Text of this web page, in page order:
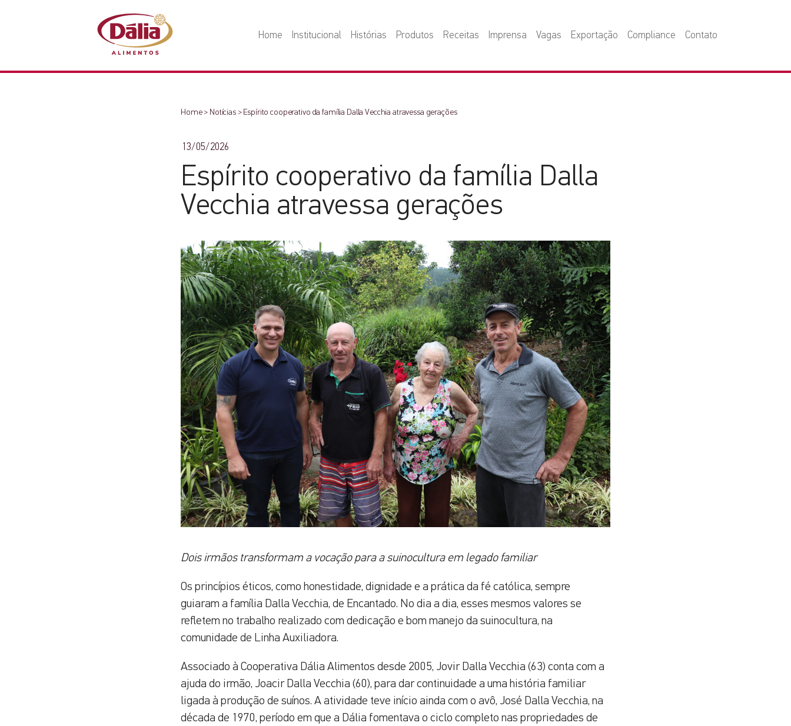
Home Institucional Histórias Produtos Receitas Imprensa Vagas Exportação Compliance Contato
Home> Notícias> Espírito cooperativo da família Dalla Vecchia atravessa gerações
13/05/2026
Espírito cooperativo da família Dalla
Vecchia atravessa gerações
Dois irmãos transformam a vocação para a suinocultura em legado familiar
Os princípios éticos, como honestidade, dignidade e a prática da fé católica, sempre
guiaram a família Dalla Vecchia, de Encantado. No dia a dia, esses mesmos valores se
refletem no trabalho realizado com dedicação e bom manejo da suinocultura, na
comunidade de Linha Auxiliadora.
Associado à Cooperativa Dália Alimentos desde 2005, Jovir Dalla Vecchia (63) conta com a
ajuda do irmão, Joacir Dalla Vecchia (60), para dar continuidade a uma história familiar
ligada à produção de suínos. A atividade teve início ainda com o avô, José Dalla Vecchia, na
década de 1970, período em que a Dália fomentava o ciclo completo nas propriedades de